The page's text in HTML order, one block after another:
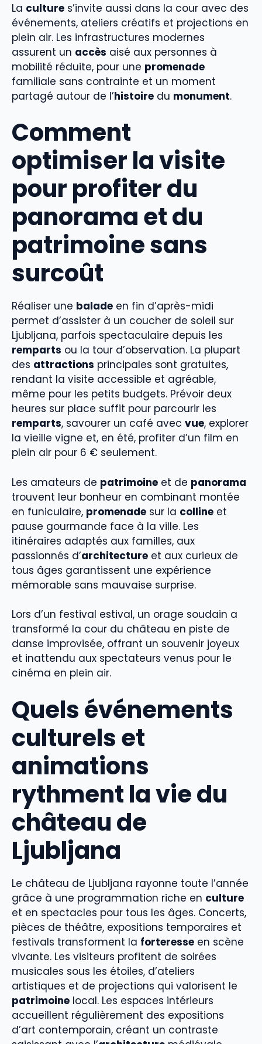
La culture s’invite aussi dans la cour avec des
événements, ateliers créatifs et projections en
plein air. Les infrastructures modernes
assurent un accès aisé aux personnes à
mobilité réduite, pour une promenade
familiale sans contrainte et un moment
partagé autour de l’histoire du monument.
Comment
optimiser la visite
pour profiter du
panorama et du
patrimoine sans
surcoût
Réaliser une balade en fin d’après-midi
permet d’assister à un coucher de soleil sur
Ljubljana, parfois spectaculaire depuis les
remparts ou la tour d’observation. La plupart
des attractions principales sont gratuites,
rendant la visite accessible et agréable,
même pour les petits budgets. Prévoir deux
heures sur place suffit pour parcourir les
remparts, savourer un café avec vue, explorer
la vieille vigne et, en été, profiter d’un film en
plein air pour 6 € seulement.
Les amateurs de patrimoine et de panorama
trouvent leur bonheur en combinant montée
en funiculaire, promenade sur la colline et
pause gourmande face à la ville. Les
itinéraires adaptés aux familles, aux
passionnés d’architecture et aux curieux de
tous âges garantissent une expérience
mémorable sans mauvaise surprise.
Lors d’un festival estival, un orage soudain a
transformé la cour du château en piste de
danse improvisée, offrant un souvenir joyeux
et inattendu aux spectateurs venus pour le
cinéma en plein air.
Quels événements
culturels et
animations
rythment la vie du
château de
Ljubljana
Le château de Ljubljana rayonne toute l’année
grâce à une programmation riche en culture
et en spectacles pour tous les âges. Concerts,
pièces de théâtre, expositions temporaires et
festivals transforment la forteresse en scène
vivante. Les visiteurs profitent de soirées
musicales sous les étoiles, d’ateliers
artistiques et de projections qui valorisent le
patrimoine local. Les espaces intérieurs
accueillent régulièrement des expositions
d’art contemporain, créant un contraste